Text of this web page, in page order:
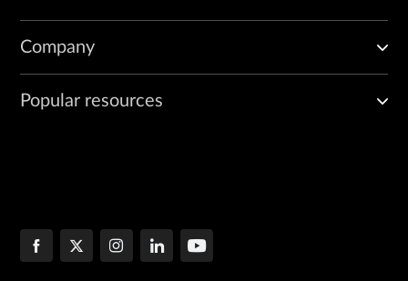
Company
Popular resources